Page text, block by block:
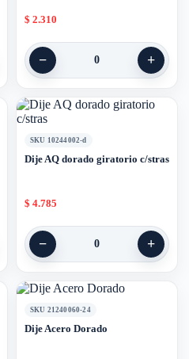
$ 2.310
− 0 +
SKU 10244002-d
Dije AQ dorado giratorio c/stras
$ 4.785
− 0 +
SKU 21240060-24
Dije Acero Dorado